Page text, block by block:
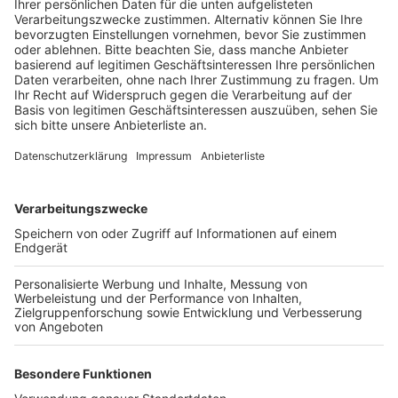
Veröffentlicht:Donnerstag, 07.05.2020 13:36
Anzeige
Man habe die Verdächtige in ihrer Wohnung
Verdacht, mit einer Schreckschusspistole in der
Arztpraxis um sich geschossen zu haben. Zwei
Menschen hätten ersten Erkenntnissen zufolge
Verletzungen durch Knallgeräusche erlitten. Die
Hintergründe waren zunächst unklar. Nachdem sie
geschossen hatte, flüchtete die Frau zu Fuß und
wurde wenig später auf dem Balkon ihrer Wohnung
ihrer Festnahme zog die Polizei ein